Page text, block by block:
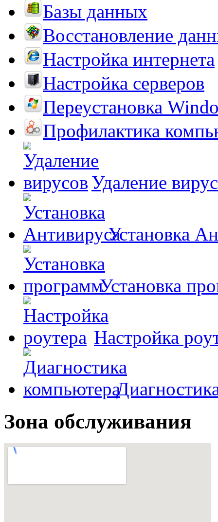
Базы данных
Восстановление
Настройка интернета
Настройка серверов
Переустановка
Профилактика
Удаление
Установка
Установка
Настройка
Зона обслуживания